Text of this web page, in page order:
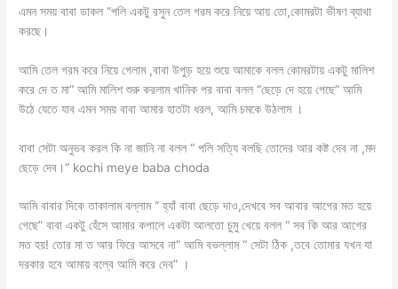
এমন সময় বাবা ডাকল “পলি একটু রসুন তেল গরম করে নিয়ে আয় তো,কোমরটা ভীষণ ব্যাথা
করছে।
আমি তেল গরম করে নিয়ে গেলাম ,বাবা উপুড় হয়ে শুয়ে আমাকে বলল কোমরটায় একটু মালিশ
করে দে ত মা” আমি মালিশ শুরু করলাম খানিক পর বাবা বলল “ছেড়ে দে হয়ে গেছে” আমি
উঠে যেতে যাব এমন সময় বাবা আমার হাতটা ধরল, আমি চমকে উঠলাম ।
বাবা সেটা অনুভব করল কি না জানি না বলল “ পলি সত্যি বলছি তোদের আর কষ্ট দেব না ,মদ
ছেড়ে দেব।“ kochi meye baba choda
আমি বাবার দিকে তাকালাম বল্লাম “ হ্যাঁ বাবা ছেড়ে দাও,দেখবে সব আবার আগের মত হয়ে
গেছে” বাবা একটু হেঁসে আমার কপালে একটা আলতো চুমু খেয়ে বলল “ সব কি আর আগের
মত হয়! তোর মা ত আর ফিরে আসবে না” আমি বভল্লাম “ সেটা ঠিক ,তবে তোমার যখন যা
দরকার হবে আমায় বল্বে আমি করে দেব” ।